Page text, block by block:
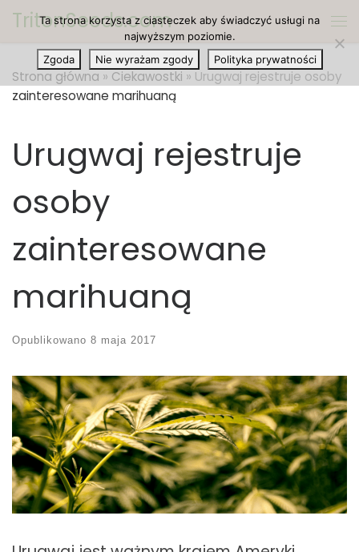
Przejdź do treści
TritonSeeds.com
Strona główna » Ciekawostki » Urugwaj rejestruje osoby
zainteresowane marihuaną
Urugwaj rejestruje
osoby
zainteresowane
marihuaną
Opublikowano 8 maja 2017
Ta strona korzysta z ciasteczek aby świadczyć usługi na
najwyższym poziomie.
Zgoda
Nie wyrażam zgody Polityka prywatności